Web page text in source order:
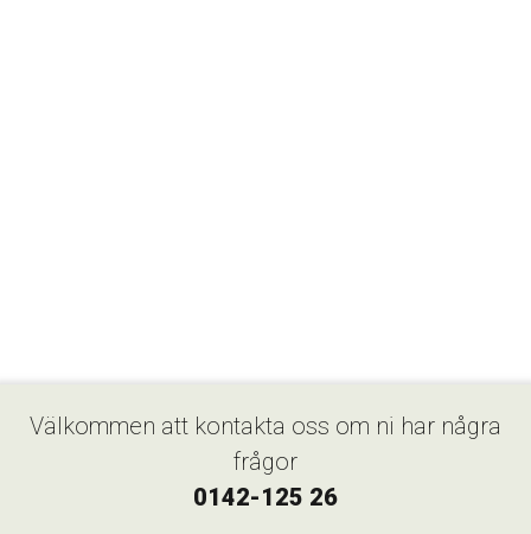
Välkommen att kontakta oss om ni har några
frågor
0142-125 26